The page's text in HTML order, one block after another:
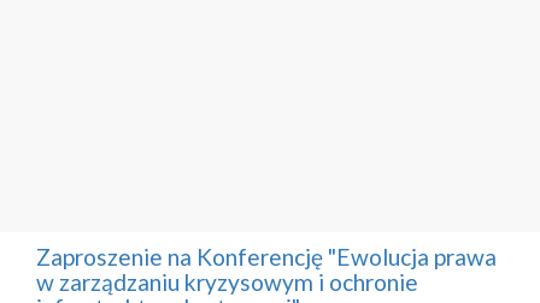
Zaproszenie na Konferencję "Ewolucja prawa
w zarządzaniu kryzysowym i ochronie